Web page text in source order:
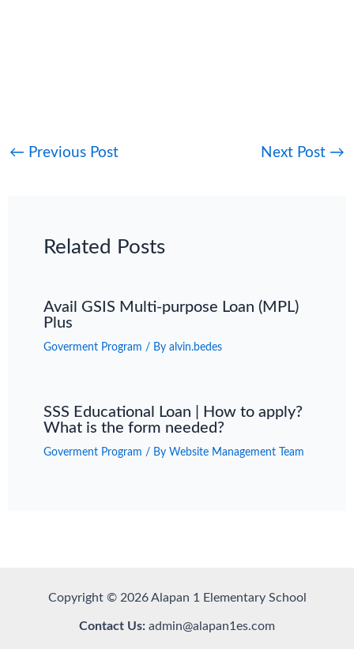
← Previous Post Next Post →
Related Posts
Avail GSIS Multi-purpose Loan (MPL)
Plus
Goverment Program / By alvin.bedes
SSS Educational Loan | How to apply?
What is the form needed?
Goverment Program / By Website Management Team
Copyright © 2026 Alapan 1 Elementary School
Contact Us: admin@alapan1es.com